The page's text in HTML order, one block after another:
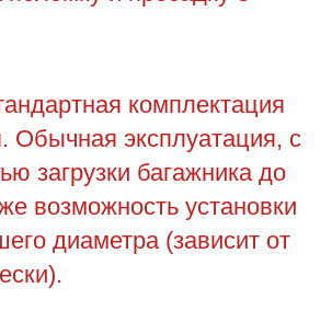
комплектация
Обычная эксплуатация, с
загрузки багажника до
возможность установки
диаметра (зависит от